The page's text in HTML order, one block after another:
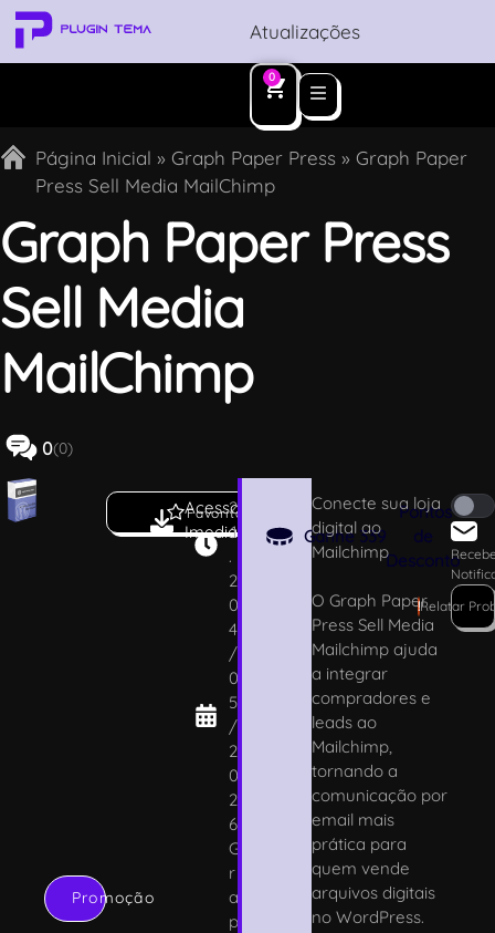
Atualizações
0
Página Inicial » Graph Paper Press » Graph Paper
Press Sell Media MailChimp
Graph Paper Press
Sell Media
MailChimp
0(0)
Promoção
Favoritar
Acesso
Imediato
2
.1
.
2
0
4
/
0
5
/
2
0
2
6
G
r
a
p
Ganhe339
Pontos
de
Desconto
Conecte sua loja
digital ao
Mailchimp
O Graph Paper
Press Sell Media
Mailchimp ajuda
a integrar
compradores e
leads ao
Mailchimp,
tornando a
comunicação por
email mais
prática para
quem vende
arquivos digitais
no WordPress.
!Relatar